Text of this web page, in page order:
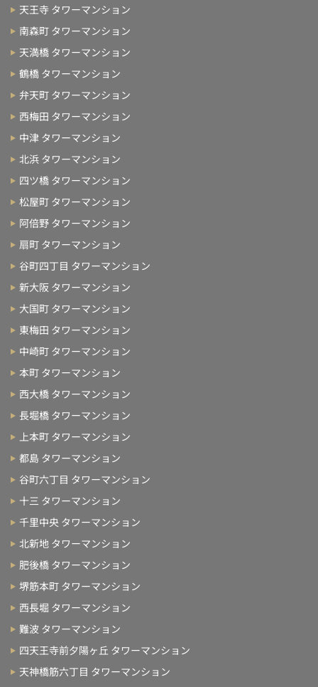
天王寺 タワーマンション
南森町 タワーマンション
天満橋 タワーマンション
鶴橋 タワーマンション
弁天町 タワーマンション
西梅田 タワーマンション
中津 タワーマンション
北浜 タワーマンション
四ツ橋 タワーマンション
松屋町 タワーマンション
阿倍野 タワーマンション
扇町 タワーマンション
谷町四丁目 タワーマンション
新大阪 タワーマンション
大国町 タワーマンション
東梅田 タワーマンション
中崎町 タワーマンション
本町 タワーマンション
西大橋 タワーマンション
長堀橋 タワーマンション
上本町 タワーマンション
都島 タワーマンション
谷町六丁目 タワーマンション
十三 タワーマンション
千里中央 タワーマンション
北新地 タワーマンション
肥後橋 タワーマンション
堺筋本町 タワーマンション
西長堀 タワーマンション
難波 タワーマンション
四天王寺前夕陽ヶ丘 タワーマンション
天神橋筋六丁目 タワーマンション